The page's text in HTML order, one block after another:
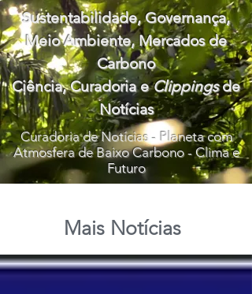
Sustentabilidade, Governança,
Meio Ambiente, Mercados de
Carbono
Ciência, Curadoria eClippingsde
Notícias
Curadoria de Notícias - Planeta com
Atmosfera de Baixo Carbono - Clima e
Futuro
Mais Notícias